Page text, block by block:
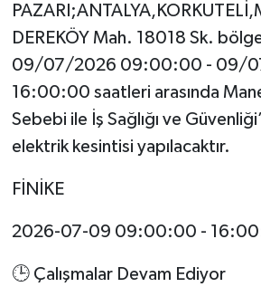
DEREKÖY Mah. 18018 Sk.
09/07/2026 09:00:00 - 09/
16:00:00 saatleri arasında
Sebebi ile İş Sağlığı ve
elektrik kesintisi yapılacaktır.
FİNİKE
2026-07-09 09:00:00 -
🕒 Çalışmalar Devam Ediyor